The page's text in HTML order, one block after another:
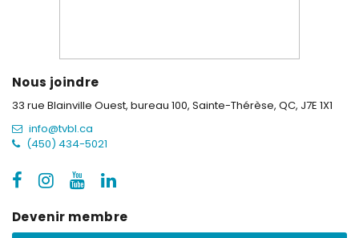
Nous joindre
33 rue Blainville Ouest, bureau 100, Sainte-Thérèse, QC, J7E 1X1
info@tvbl.ca
(450) 434-5021
Devenir membre